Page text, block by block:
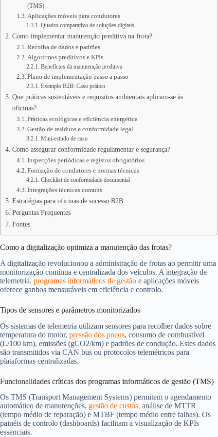
(TMS)
Aplicações móveis para condutores
Quadro comparativo de soluções digitais
Como implementar manutenção preditiva na frota?
Recolha de dados e padrões
Algoritmos preditivos e KPIs
Benefícios da manutenção preditiva
Plano de implementação passo a passo
Exemplo B2B: Caso prático
Que práticas sustentáveis e requisitos ambientais aplicam‑se às
oficinas?
Práticas ecológicas e eficiência energética
Gestão de resíduos e conformidade legal
Mini-estudo de caso
Como assegurar conformidade regulamentar e segurança?
Inspecções periódicas e registos obrigatórios
Formação de condutores e normas técnicas
Checklist de conformidade documental
Integrações técnicas comuns
Estratégias para oficinas de sucesso B2B
Perguntas Frequentes
Fontes
Como a digitalização optimiza a manutenção das frotas?
A digitalização revolucionou a administração de frotas ao permitir uma
monitorização contínua e centralizada dos veículos. A integração de
telemetria, programas informáticos de gestão e aplicações móveis
oferece ganhos mensuráveis em eficiência e controlo.
Tipos de sensores e parâmetros monitorizados
Os sistemas de telemetria utilizam sensores para recolher dados sobre
temperatura do motor, pressão dos pneus, consumo de combustível
(L/100 km), emissões (gCO2/km) e padrões de condução. Estes dados
são transmitidos via CAN bus ou protocolos telemétricos para
plataformas centralizadas.
Funcionalidades críticas dos programas informáticos de gestão (TMS)
Os TMS (Transport Management Systems) permitem o agendamento
automático de manutenções, gestão de custos, análise de MTTR
(tempo médio de reparação) e MTBF (tempo médio entre falhas). Os
painéis de controlo (dashboards) facilitam a visualização de KPIs
essenciais.